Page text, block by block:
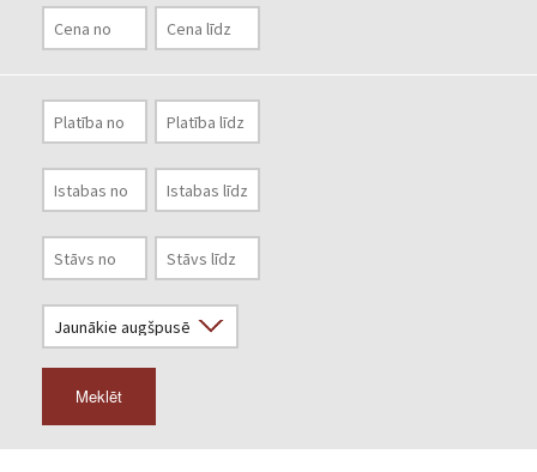
Kontakti
Meklēt